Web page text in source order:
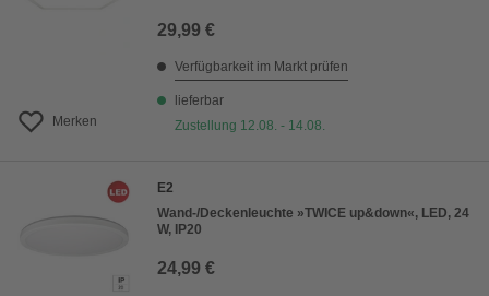
Merken
29,99 €
Verfügbarkeit im Markt prüfen
lieferbar
Zustellung 12.08. - 14.08.
E2
Wand-/Deckenleuchte »TWICE up&down«, LED, 24
W, IP20
24,99 €